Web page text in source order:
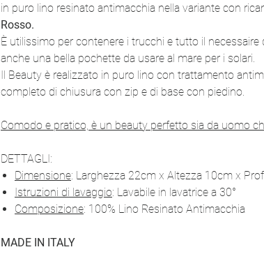
in puro lino resinato antimacchia nella variante con
Rosso.
È utilissimo per contenere i trucchi e tutto il necessaire
anche una bella pochette da usare al mare per i solari.
Il Beauty è realizzato in puro lino con trattamento
completo di chiusura con zip e di base con piedino.
Comodo e pratico, è un beauty perfetto sia da uomo
DETTAGLI:
Dimensione: Larghezza 22cm x Altezza 10cm x
Istruzioni di lavaggio: Lavabile in lavatrice a 30°
Composizione: 100% Lino Resinato Antimacchia
MADE IN ITALY